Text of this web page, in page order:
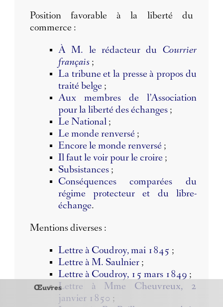
Position favorable à la liberté du
commerce :
À M. le rédacteur du Courrier
français;
La tribune et la presse à propos du
traité belge ;
Aux membres de l’Association
pour la liberté des échanges;
Le National;
Le monde renversé ;
Encore le monde renversé ;
Il faut le voir pour le croire ;
Subsistances;
Conséquences comparées du
régime protecteur et du libre-
échange.
Mentions diverses :
Lettre à Coudroy, mai 1845 ;
Lettre à M. Saulnier;
Lettre à Coudroy, 15 mars 1849 ;
Lettre à Mme Cheuvreux, 2
janvier 1850 ;
Œuvres